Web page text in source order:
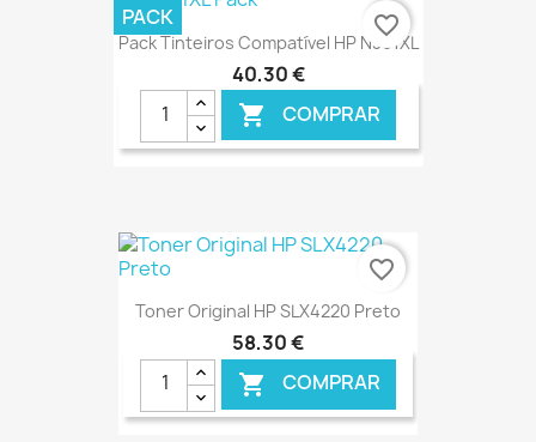
€ ONLINE
Pack Tinteiros Compatível HP N301XL
40,30 €
 COMPRAR
€ ONLINE
PACK favorite_border
Toner Original HP SLX4220 Preto
58,30 €
 COMPRAR
favorite_border